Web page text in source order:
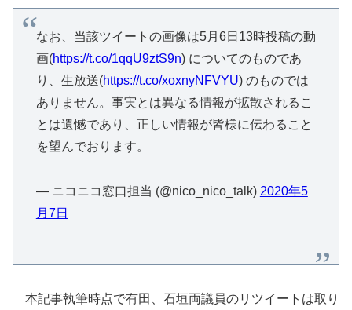
なお、当該ツイートの画像は5月6日13時投稿の動
画(https://t.co/1qqU9ztS9n) についてのものであ
り、生放送(https://t.co/xoxnyNFVYU) のものでは
ありません。事実とは異なる情報が拡散されるこ
とは遺憾であり、正しい情報が皆様に伝わること
を望んでおります。
— ニコニコ窓口担当 (@nico_nico_talk) 2020年5
月7日
本記事執筆時点で有田、石垣両議員のリツイートは取り